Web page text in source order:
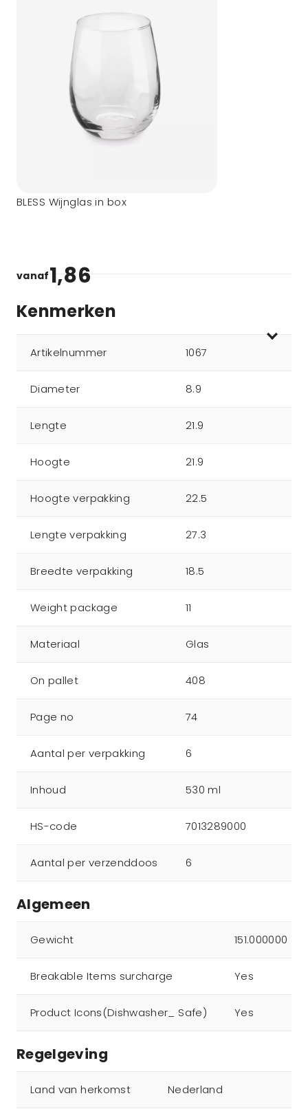
BLESS Wijnglas in box
vanaf1,86
Kenmerken
Artikelnummer 1067
Diameter 8.9
Lengte 21.9
Hoogte 21.9
Hoogte verpakking 22.5
Lengte verpakking 27.3
Breedte verpakking 18.5
Weight package 11
Materiaal Glas
On pallet 408
Page no 74
Aantal per verpakking 6
Inhoud 530 ml
HS-code 7013289000
Aantal per verzenddoos 6
Algemeen
Gewicht 151.000000
Breakable Items surcharge Yes
Product Icons(Dishwasher_ Safe) Yes
Regelgeving
Land van herkomst Nederland